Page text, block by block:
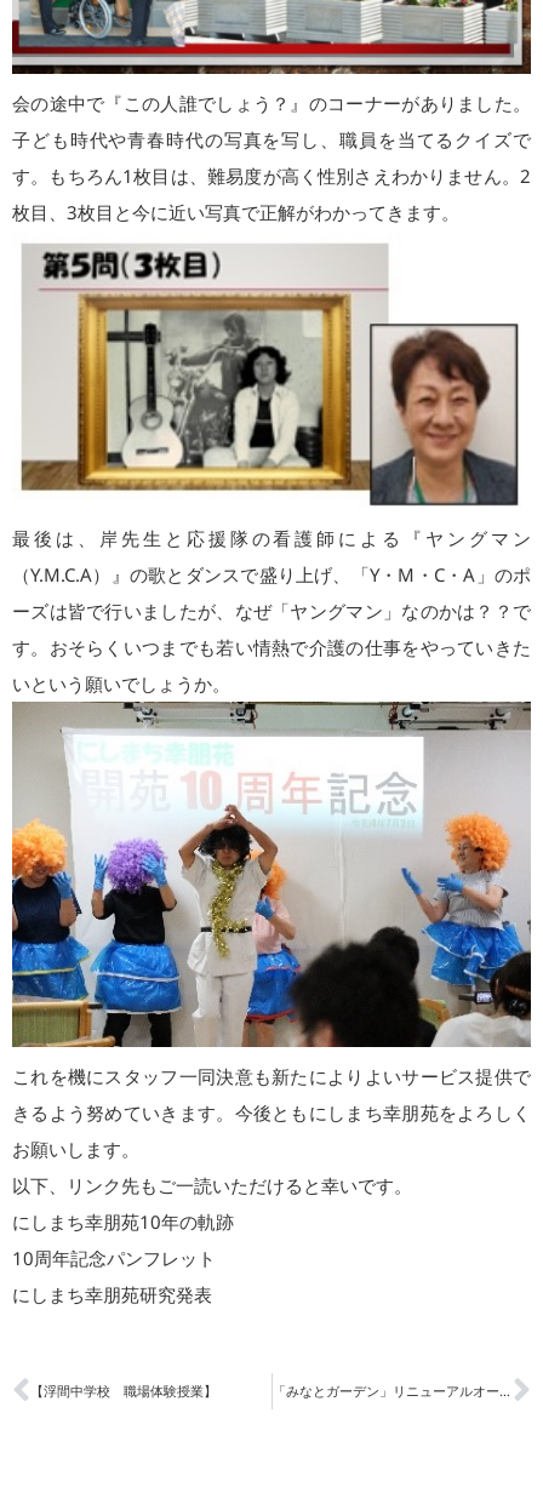
会の途中で『この人誰でしょう？』のコーナーがありました。
子ども時代や青春時代の写真を写し、職員を当てるクイズで
す。もちろん1枚目は、難易度が高く性別さえわかりません。2
枚目、3枚目と今に近い写真で正解がわかってきます。
最後は、岸先生と応援隊の看護師による『ヤングマン
（Y.M.C.A）』の歌とダンスで盛り上げ、「Y・M・C・A」のポ
ーズは皆で行いましたが、なぜ「ヤングマン」なのかは？？で
す。おそらくいつまでも若い情熱で介護の仕事をやっていきた
いという願いでしょうか。
これを機にスタッフ一同決意も新たによりよいサービス提供で
きるよう努めていきます。今後ともにしまち幸朋苑をよろしく
お願いします。
以下、リンク先もご一読いただけると幸いです。
にしまち幸朋苑10年の軌跡
10周年記念パンフレット
にしまち幸朋苑研究発表
【浮間中学校 職場体験授業】 「みなとガーデン」リニューアルオープン